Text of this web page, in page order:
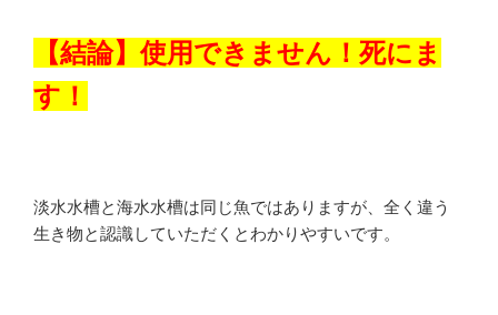
【結論】使用できません！死にま
す！
淡水水槽と海水水槽は同じ魚ではありますが、全く違う
生き物と認識していただくとわかりやすいです。